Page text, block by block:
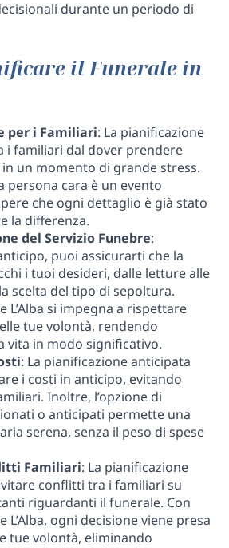
durante un periodo di
il Funerale in
per i Familiari: La pianificazione
i familiari dal dover prendere
un momento di grande stress.
persona cara è un evento
che ogni dettaglio è già stato
la differenza.
del Servizio Funebre:
puoi assicurarti che la
i tuoi desideri, dalle letture alle
scelta del tipo di sepoltura.
L’Alba si impegna a rispettare
tue volontà, rendendo
vita in modo significativo.
: La pianificazione anticipata
i costi in anticipo, evitando
Inoltre, l’opzione di
o anticipati permette una
serena, senza il peso di spese
Familiari: La pianificazione
conflitti tra i familiari su
riguardanti il funerale. Con
L’Alba, ogni decisione viene presa
tue volontà, eliminando